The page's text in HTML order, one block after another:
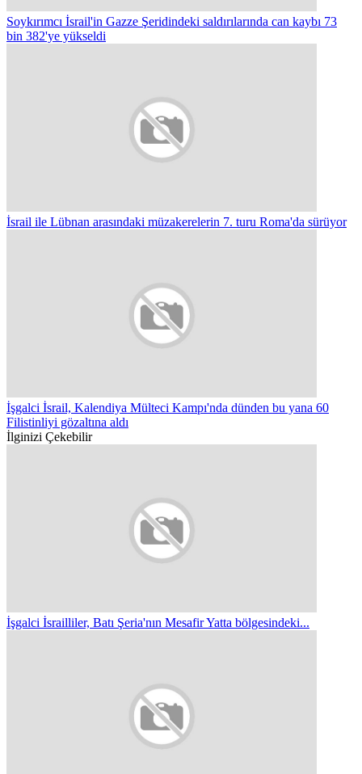
Soykırımcı İsrail'in Gazze Şeridindeki saldırılarında can kaybı 73
bin 382'ye yükseldi
İsrail ile Lübnan arasındaki müzakerelerin 7. turu Roma'da sürüyor
İşgalci İsrail, Kalendiya Mülteci Kampı'nda dünden bu yana 60
Filistinliyi gözaltına aldı
İlginizi Çekebilir
İşgalci İsrailliler, Batı Şeria'nın Mesafir Yatta bölgesindeki...